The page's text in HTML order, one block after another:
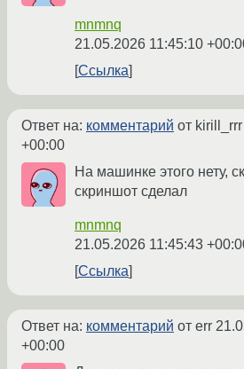
mnmnq
21.05.2026 11:45:10
Ссылка
Ответ на: комментарий от kirill_rrr
+00:00
На машинке этого нету,
скриншот сделал
mnmnq
21.05.2026 11:45:43
Ссылка
Ответ на: комментарий от err
+00:00